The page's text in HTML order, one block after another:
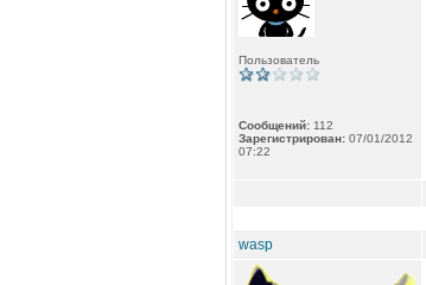
Пользователь
Сообщений: 112
Зарегистрирован: 07/01/2012
07:22
wasp